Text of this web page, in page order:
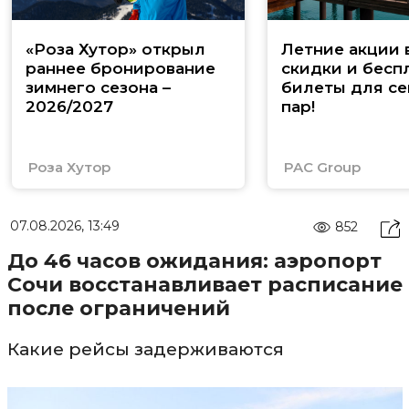
«Роза Хутор» открыл
раннее бронирование
зимнего сезона –
2026/2027
Роза Хутор
Летние акции
скидки и
билеты для
пар!
PAC Group
07.08.2026, 13:49 852
До 46 часов ожидания: аэропорт
Сочи восстанавливает расписание
после ограничений
Какие рейсы задерживаются